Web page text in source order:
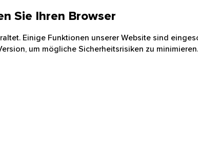
Sie Ihren Browser
Einige Funktionen unserer Website sind
um mögliche Sicherheitsrisiken zu minimieren.